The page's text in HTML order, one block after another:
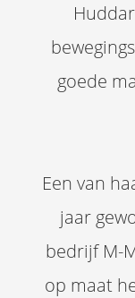
goede
Een van
jaar
bedrijf M-
op maat